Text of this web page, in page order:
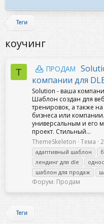
Теги
коучинг
T ПРОДАМ
компании для
Solution - ваша
Шаблон создан для
тренировок, а также
бизнеса или
универсальным и его
проект. Стильный...
ThemeSkeleton Тема
адаптивный шаблон
лендинг для dle
шаблон для продаж
Форум: Продам
Теги